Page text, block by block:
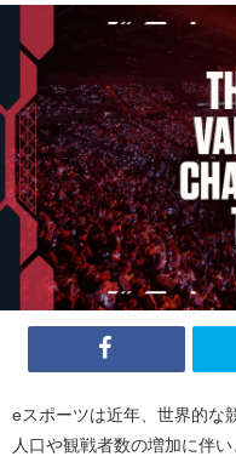
eスポーツは近年、世界的な
人口や観戦者数の増加に伴